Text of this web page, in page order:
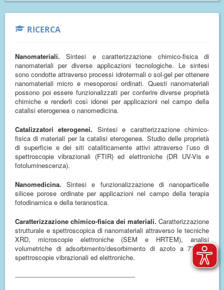
RICERCA
Nanomateriali.Sintesi e caratterizzazione chimico-fisica di
nanomateriali per diverse applicazioni tecnologiche. Le sintesi
sono condotte attraverso processi idrotermali o sol-gel per ottenere
nanomateriali micro e mesoporosi ordinati. Questi nanomateriali
possono poi essere funzionalizzati per conferire diverse proprietà
chimiche e renderli così idonei per applicazioni nel campo della
catalisi eterogenea o nanomedicina.
Catalizzatori eterogenei. Sintesi e caratterizzazione chimico-
fisica di materiali per la catalisi eterogenea. Studio delle proprietà
di superficie e dei siti cataliticamente attivi attraverso l’uso di
spettroscopie vibrazionali (FTIR) ed elettroniche (DR UV-Vis e
fotoluminescenza).
Nanomedicina.Sintesi e funzionalizzazione di nanoparticelle
silicee porose ordinate per applicazioni nel campo della terapia
fotodinamica e della teranostica.
Caratterizzazione chimico-fisica dei materiali. Caratterizzazione
strutturale e spettroscopica di nanomateriali attraverso le tecniche
XRD, microscopie elettroniche (SEM e HRTEM), analisi
volumetriche di adsorbimento/desorbimento di azoto a 77K, e
spettroscopie vibrazionali ed elettroniche.
------------------------------------------------------------